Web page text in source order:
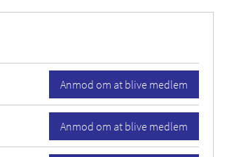
Anmod om at blive medlem
Anmod om at blive medlem